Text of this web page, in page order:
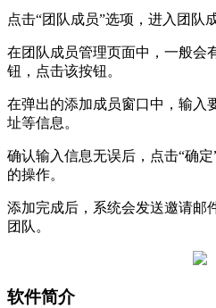
点击“团队成员”选项，进入团队
在团队成员管理页面中，一般会
钮，点击该按钮。
在弹出的添加成员窗口中，输入
址等信息。
确认输入信息无误后，点击“确
的操作。
添加完成后，系统会发送邀请邮
团队。
软件简介